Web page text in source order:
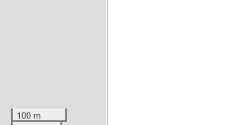
100 m